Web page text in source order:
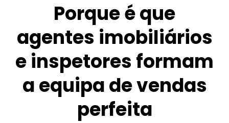
Porque é que
agentes imobiliários
e inspetores formam
a equipa de vendas
perfeita